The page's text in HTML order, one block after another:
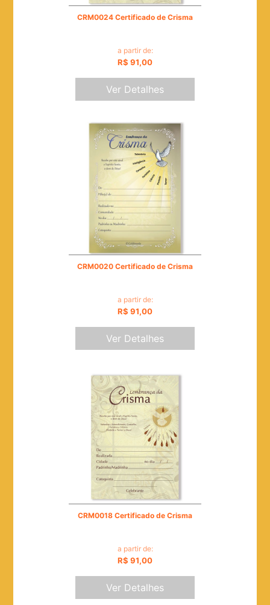
CRM0024 Certificado de Crisma
a partir de:
R$ 91,00
Ver Detalhes
CRM0020 Certificado de Crisma
a partir de:
R$ 91,00
Ver Detalhes
CRM0018 Certificado de Crisma
a partir de:
R$ 91,00
Ver Detalhes